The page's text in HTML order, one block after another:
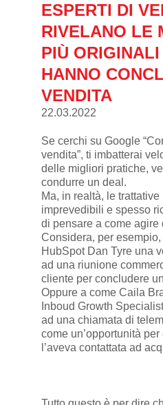
ESPERTI DI
RIVELANO LE
PIÙ ORIGINALI
HANNO
VENDITA
22.03.2022
Se cerchi su Google
vendita”, ti imbatterai
delle migliori pratiche,
condurre un deal.
Ma, in realtà, le
imprevedibili e spesso
di pensare a come agire
Considera, per
HubSpot Dan Tyre una
ad una riunione
cliente per concludere
Oppure a come Caila
Inboud Growth
ad una chiamata di
come un’opportunità
l’aveva contattata ad